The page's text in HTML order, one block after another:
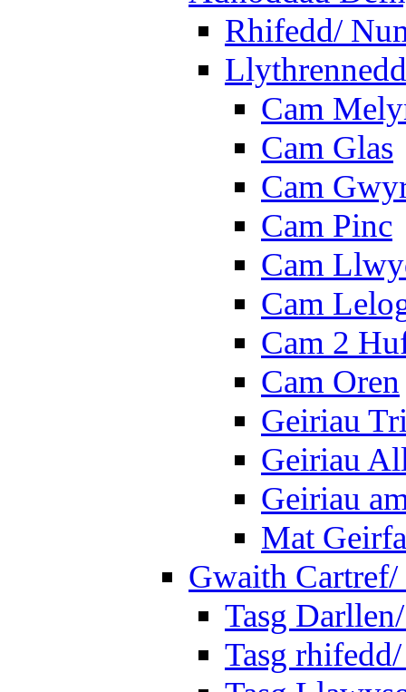
Rhifedd/
Cam
Cam Glas
Cam
Cam Pinc
Cam
Cam
Cam 2
Cam Oren
Geiriau
Geiriau
Geiriau
Mat
Gwaith
Tasg
Tasg